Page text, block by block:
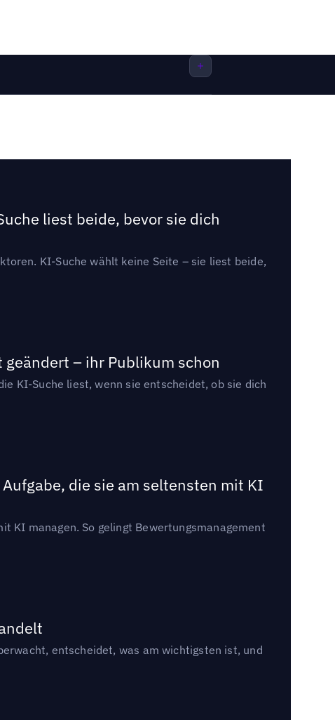
liest beide, bevor sie dich
KI-Suche wählt keine Seite – sie liest beide,
– ihr Publikum schon
KI-Suche liest, wenn sie entscheidet, ob sie dich
die sie am seltensten mit KI
KI managen. So gelingt Bewertungsmanagement
entscheidet, was am wichtigsten ist, und